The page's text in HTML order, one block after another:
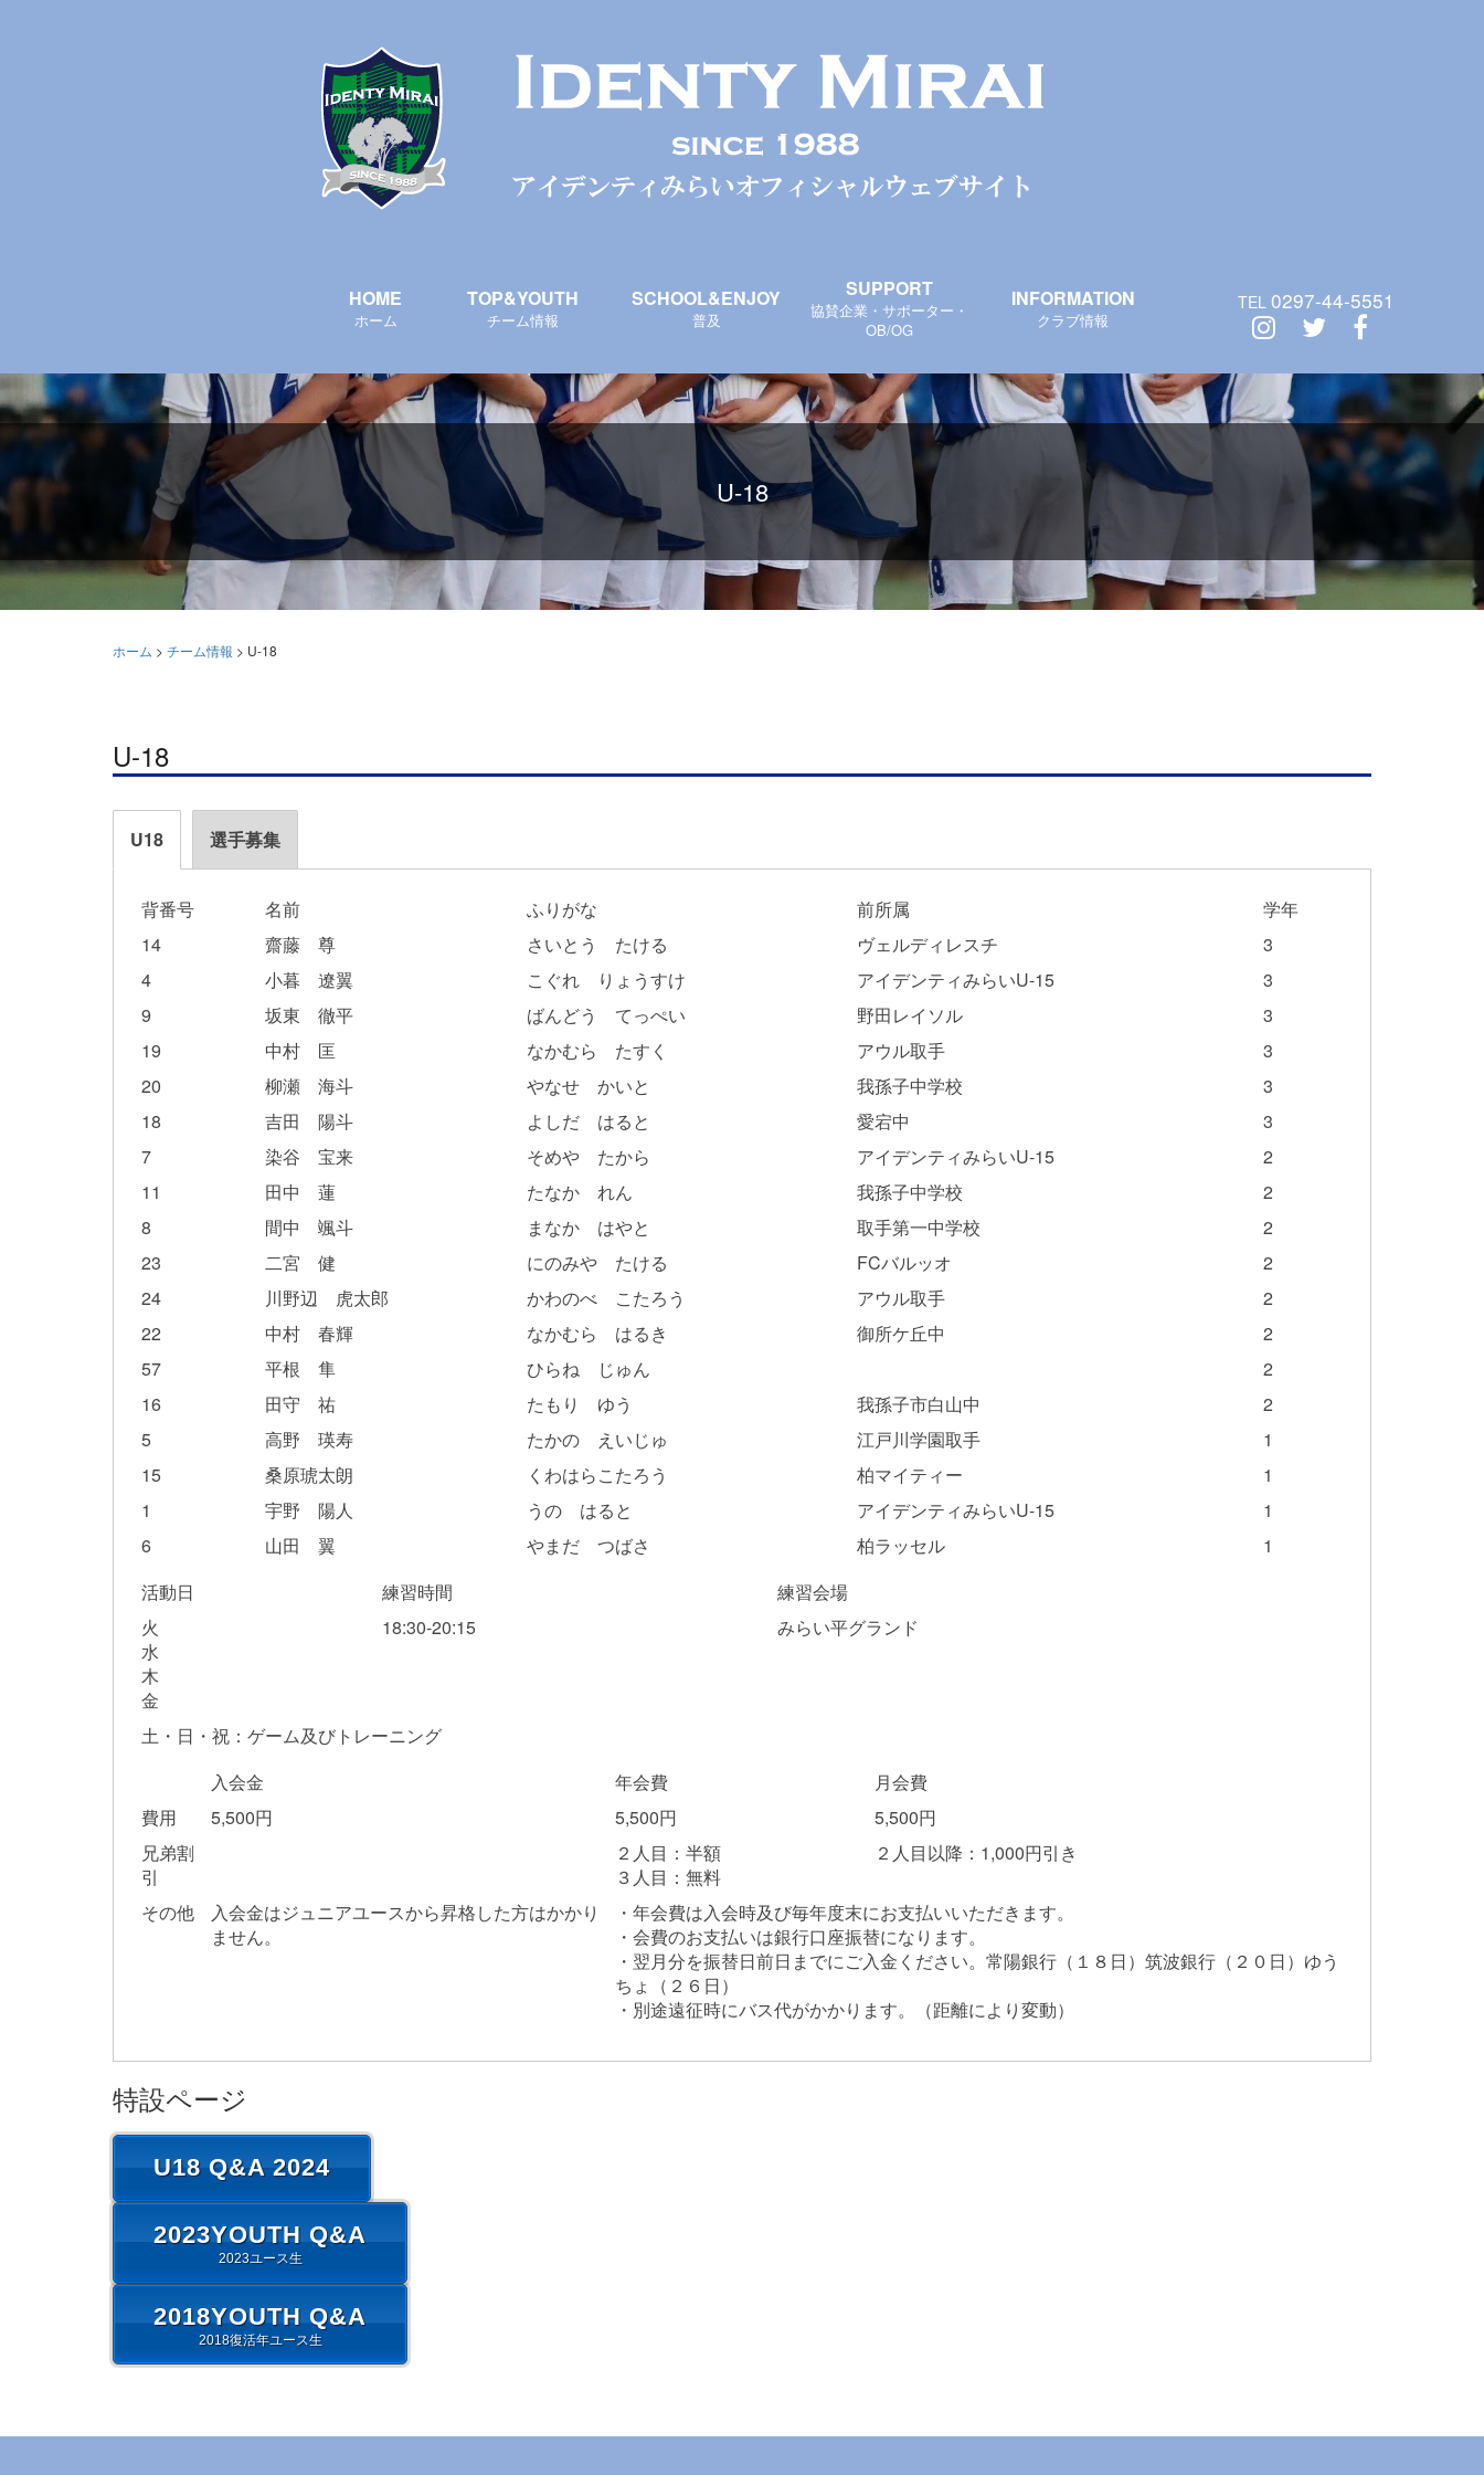
HOME
ホーム
TOP&YOUTH
チーム情報
SCHOOL&ENJOY
普及
SUPPORT
協賛企業・サポーター・
OB/OG
INFORMATION
クラブ情報
TEL 0297-44-5551
U-18
ホーム > チーム情報 > U-18
U-18
U18 選手募集
背番号 名前 ふりがな 前所属
学年
14
齋藤 尊 さいとう たける ヴェルディレスチ
3
4
小暮 遼翼 こぐれ りょうすけ アイデンティみらいU-15
3
9
坂東 徹平 ばんどう てっぺい 野田レイソル
3
19
中村 匡 なかむら たすく アウル取手
3
20
柳瀬 海斗 やなせ かいと 我孫子中学校
3
18
吉田 陽斗 よしだ はると 愛宕中
3
7
染谷 宝来 そめや たから アイデンティみらいU-15
2
11
田中 蓮 たなか れん 我孫子中学校
2
8
間中 颯斗 まなか はやと 取手第一中学校
2
23
二宮 健 にのみや たける FCバルッオ
2
24
川野辺 虎太郎 かわのべ こたろう アウル取手
2
22
中村 春輝 なかむら はるき 御所ケ丘中
2
57
平根 隼 ひらね じゅん
2
16
田守 祐 たもり ゆう 我孫子市白山中
2
5
高野 瑛寿 たかの えいじゅ 江戸川学園取手
1
15
桑原琥太朗 くわはらこたろう 柏マイティー
1
1
宇野 陽人 うの はると アイデンティみらいU-15
1
6
山田 翼 やまだ つばさ 柏ラッセル
1
活動日
練習時間
練習会場
火
水
木
金
18:30-20:15 みらい平グランド
土・日・祝：ゲーム及びトレーニング
入会金
年会費
月会費
費用
5,500円 5,500円
5,500円
兄弟割
引
２人目：半額
３人目：無料
２人目以降：1,000円引き
その他
入会金はジュニアユースから昇格した方はかかり
ません。
・年会費は入会時及び毎年度末にお支払いいただきます。
・会費のお支払いは銀行口座振替になります。
・翌月分を振替日前日までにご入金ください。常陽銀行（１８日）筑波銀行（２０日）ゆう
ちょ（２６日）
・別途遠征時にバス代がかかります。（距離により変動）
特設ページ
U18 Q&A 2024
2023YOUTH Q&A
2023ユース生
2018YOUTH Q&A
2018復活年ユース生